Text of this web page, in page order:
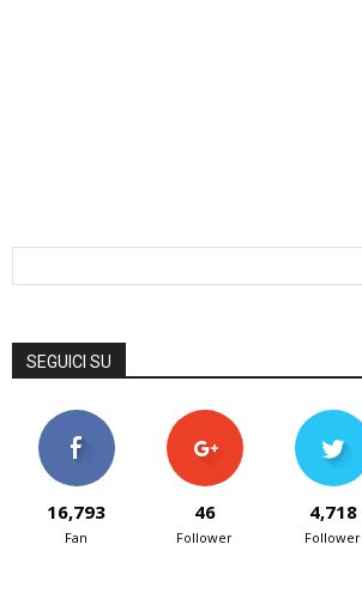
SEGUICI SU
16,793
Fan
46
Follower
4,718
Follower